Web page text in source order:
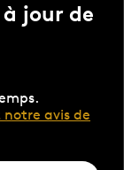
jour de
notre avis de